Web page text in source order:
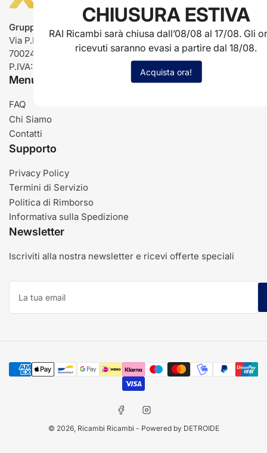
Gruppo Rai ricambi
Via P.L. Nervi, 66
70024 Gravina in Puglia (BA)
P.IVA: IT03485840726
Menu
FAQ
Chi Siamo
Contatti
Supporto
Privacy Policy
Termini di Servizio
Politica di Rimborso
Informativa sulla Spedizione
Newsletter
Iscriviti alla nostra newsletter e ricevi offerte speciali
La
tua
Modalità
di
pagamento
FacebookInstagram
© 2026, Ricambi Ricambi - Powered by DETROIDE
CHIUSURA ESTIVA
RAI Ricambi sarà chiusa dall’08/08 al 17/08. Gli
ricevuti saranno evasi a partire dal 18/08.
Acquista ora!